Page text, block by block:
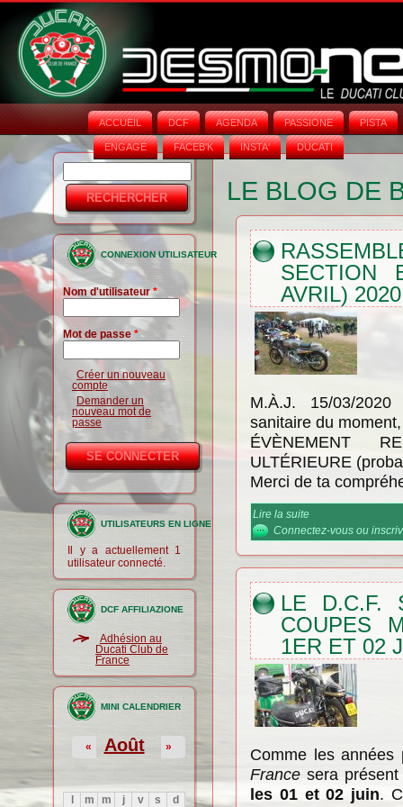
ACCUEIL DCF AGENDA PASSIONE PISTA
ENGAGE FACEB'K INSTA‘ DUCATI
Formulaire
de
recherche
CONNEXION UTILISATEUR
Nom d'utilisateur*
Mot de passe *
Créer un nouveau
compte
Demander un
nouveau mot de
passe
UTILISATEURS EN LIGNE
Il y a actuellement 1
utilisateur connecté.
DCF AFFILIAZIONE
Adhésion au
Ducati Club de
France
MINI CALENDRIER
Août
« »
m m j v s
d
LE BLOG DE
SECTION
AVRIL)
M.À.J. 15/03/
sanitaire du moment,
ÉVÈNEMENT
ULTÉRIEURE
Merci de ta
Lire la suite
Nantoux (21)
Connectez-vous ou
LE D.C.F.
COUPES
1ER ET 02
Comme les
France sera
les 01 et 02 juin.